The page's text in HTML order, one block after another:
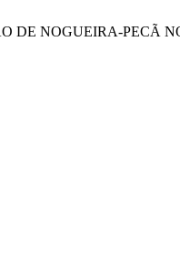
DE NOGUEIRA-PECÃ